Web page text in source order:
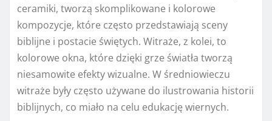
ceramiki, tworzą skomplikowane i kolorowe
kompozycje, które często przedstawiają sceny
biblijne i postacie świętych. Witraże, z kolei, to
kolorowe okna, które dzięki grze światła tworzą
niesamowite efekty wizualne. W średniowieczu
witraże były często używane do ilustrowania historii
biblijnych, co miało na celu edukację wiernych.